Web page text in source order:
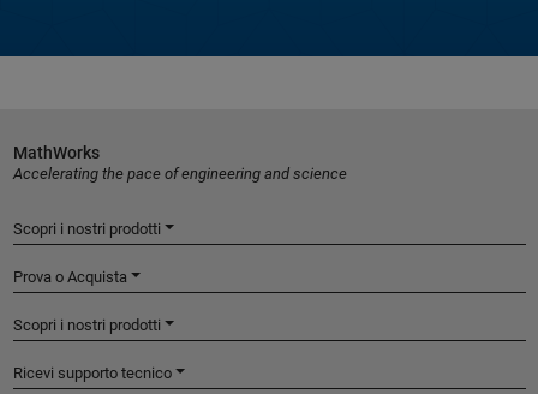
MathWorks
Accelerating the pace of engineering and science
Scopri i nostri prodotti
Prova o Acquista
Scopri i nostri prodotti
Ricevi supporto tecnico